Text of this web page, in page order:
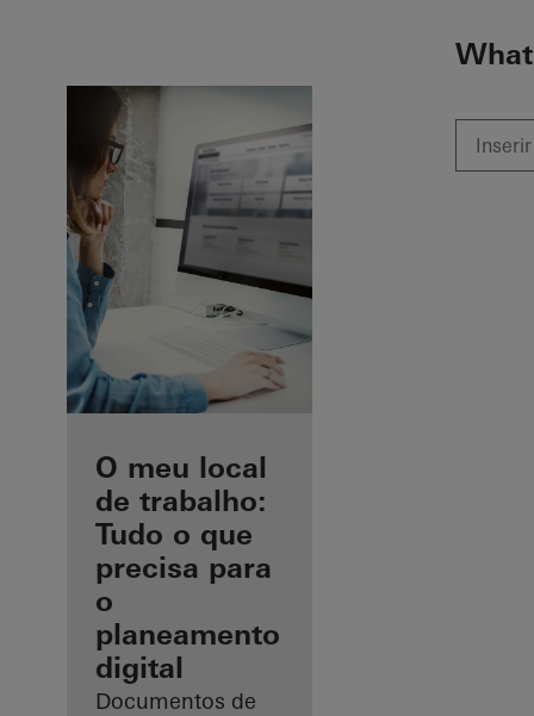
As suas
vantagens
como arquiteto
registado
o meu
espaço
de
trabalho
O meu local
de trabalho:
Tudo o que
precisa para
o
planeamento
digital
Documentos de